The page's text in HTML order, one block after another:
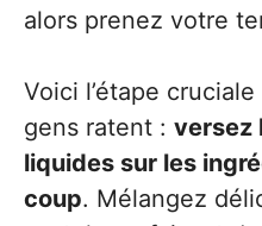
alors prenez votre
Voici l’étape
gens ratent : versez
liquides sur les
coup. Mélangez